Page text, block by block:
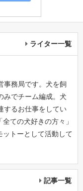
ライター一覧
事務局です。犬を飼
みでチーム編成。犬
するお仕事をしてい
ての犬好きの方々」
ットーとして活動して
記事一覧